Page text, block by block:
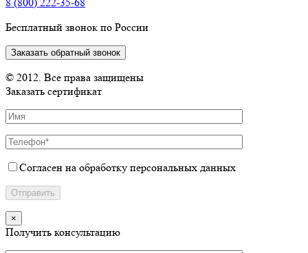
Бесплатный звонок по России
Заказать обратный звонок
© 2012. Все права защищены
Заказать сертификат
Согласен на обработку персональных данных
×
Получить консультацию